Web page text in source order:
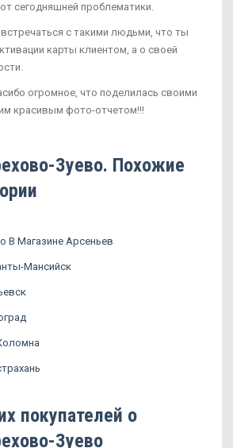
сегодняшней проблематики.
с такими людьми, что ты
карты клиентом, а о своей
огромное, что поделилась своими
красивым фото-отчетом!!!
Зуево. Похожие
В Магазине Арсеньев
Мансийск
покупателей о
Зуево